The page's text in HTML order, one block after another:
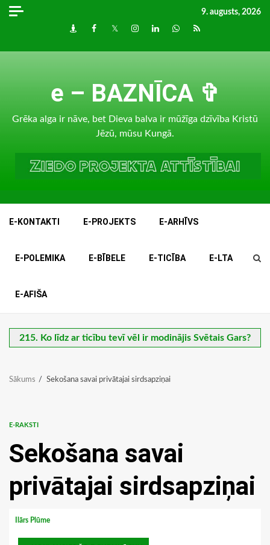
Skip
9. augusts, 2026
DraugiemFacebook
TwitterInstagram
LinkedInwhatsapp
RSS
e – BAZNĪCA ✞
Grēka alga ir nāve, bet Dieva balva ir mūžīga dzīvība Kristū
Jēzū, mūsu Kungā.
E-KONTAKTI E-PROJEKTS E-ARHĪVS
E-POLEMIKA E-BĪBELE E-TICĪBA E-LTA
E-AFIŠA
215. Ko līdz ar ticību tevī vēl ir modinājis Svētais Gars?
Sākums Sekošana savai privātajai sirdsapziņai
E-RAKSTI
Sekošana savai
privātajai sirdsapziņai
Ilārs Plūme